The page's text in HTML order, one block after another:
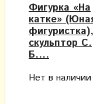
Фигурка «На
катке»
фигуристка),
скульптор С.
Б....
Нет в наличии